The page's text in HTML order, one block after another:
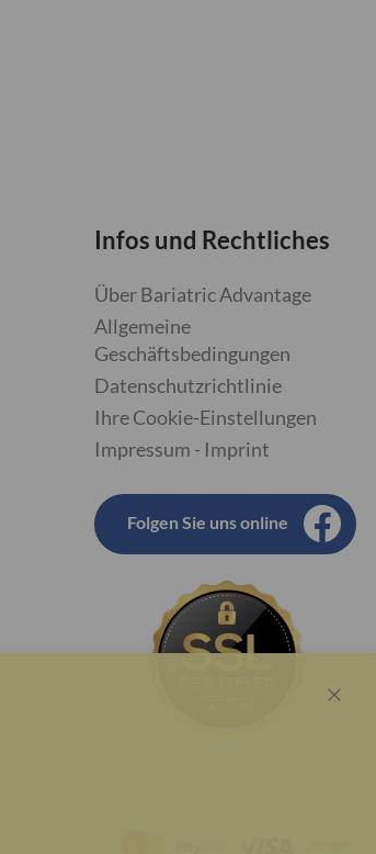
Infos und Rechtliches
Über Bariatric Advantage
Allgemeine
Geschäftsbedingungen
Datenschutzrichtlinie
Ihre Cookie-Einstellungen
Impressum - Imprint
Folgen Sie uns online